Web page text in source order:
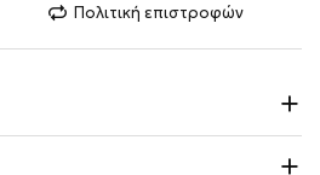
Πολιτική επιστροφών